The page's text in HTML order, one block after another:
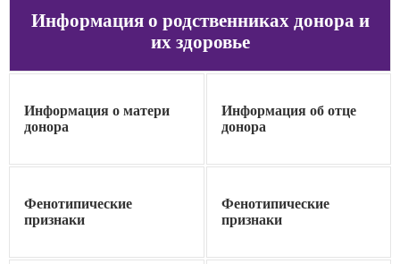
Информация о родственниках донора и
их здоровье
Информация о матери
донора
Информация об отце
донора
Фенотипические
признаки
Фенотипические
признаки